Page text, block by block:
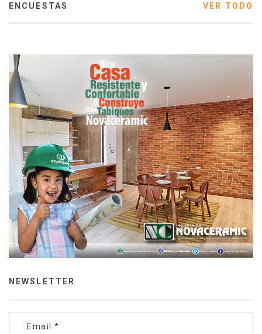
ENCUESTAS VER TODO
NEWSLETTER
Email *